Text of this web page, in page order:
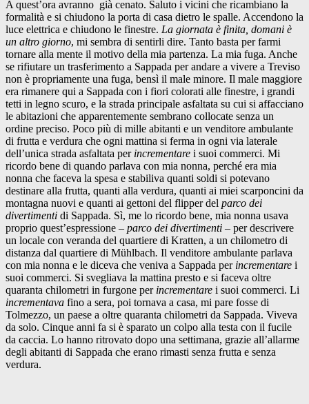
A quest’ora avranno già cenato. Saluto i vicini che ricambiano la
formalità e si chiudono la porta di casa dietro le spalle. Accendono la
luce elettrica e chiudono le finestre. La giornata è finita, domani è
un altro giorno, mi sembra di sentirli dire. Tanto basta per farmi
tornare alla mente il motivo della mia partenza. La mia fuga. Anche
se rifiutare un trasferimento a Sappada per andare a vivere a Treviso
non è propriamente una fuga, bensì il male minore. Il male maggiore
era rimanere qui a Sappada con i fiori colorati alle finestre, i grandi
tetti in legno scuro, e la strada principale asfaltata su cui si affacciano
le abitazioni che apparentemente sembrano collocate senza un
ordine preciso. Poco più di mille abitanti e un venditore ambulante
di frutta e verdura che ogni mattina si ferma in ogni via laterale
dell’unica strada asfaltata per incrementare i suoi commerci. Mi
ricordo bene di quando parlava con mia nonna, perché era mia
nonna che faceva la spesa e stabiliva quanti soldi si potevano
destinare alla frutta, quanti alla verdura, quanti ai miei scarponcini da
montagna nuovi e quanti ai gettoni del flipper del parco dei
divertimenti di Sappada. Sì, me lo ricordo bene, mia nonna usava
proprio quest’espressione – parco dei divertimenti – per descrivere
un locale con veranda del quartiere di Kratten, a un chilometro di
distanza dal quartiere di Mühlbach. Il venditore ambulante parlava
con mia nonna e le diceva che veniva a Sappada per incrementare i
suoi commerci. Si svegliava la mattina presto e si faceva oltre
quaranta chilometri in furgone per incrementare i suoi commerci. Li
incrementava fino a sera, poi tornava a casa, mi pare fosse di
Tolmezzo, un paese a oltre quaranta chilometri da Sappada. Viveva
da solo. Cinque anni fa si è sparato un colpo alla testa con il fucile
da caccia. Lo hanno ritrovato dopo una settimana, grazie all’allarme
degli abitanti di Sappada che erano rimasti senza frutta e senza
verdura.